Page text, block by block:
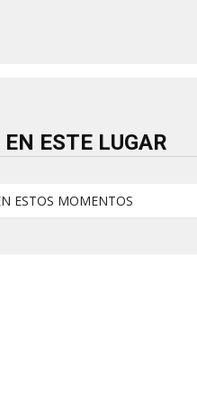
ESTE LUGAR
ESTOS MOMENTOS